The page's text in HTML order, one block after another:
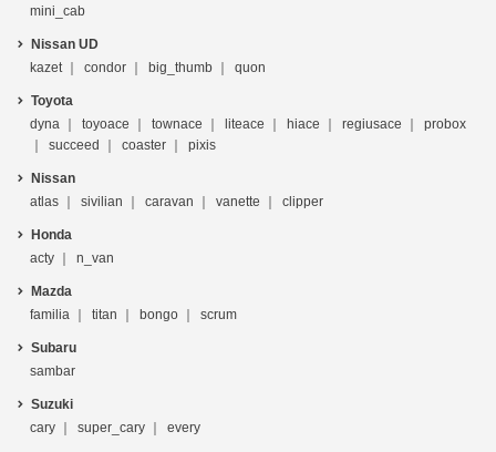
mini_cab
Nissan UD
kazet
condor big_thumb quon
Toyota
dyna
toyoace townace liteace hiace regiusace
probox
succeed
coaster pixis
Nissan
atlas
sivilian caravan vanette clipper
Honda
acty
n_van
Mazda
familia
titan bongo scrum
Subaru
sambar
Suzuki
cary
super_cary every